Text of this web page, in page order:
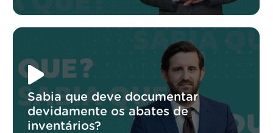
Sabia que deve documentar
devidamente os abates de
inventários?